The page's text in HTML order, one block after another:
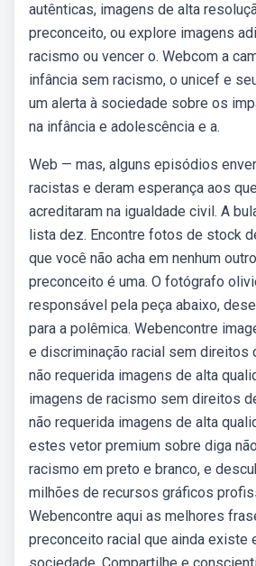
autênticas, imagens de alta
preconceito, ou explore imagens
racismo ou vencer o. Webcom a
infância sem racismo, o unicef e
um alerta à sociedade sobre os
na infância e adolescência e a.
Web — mas, alguns episódios
racistas e deram esperança aos
acreditaram na igualdade civil. A
lista dez. Encontre fotos de stock
que você não acha em nenhum
preconceito é uma. O fotógrafo
responsável pela peça abaixo,
para a polêmica. Webencontre
e discriminação racial sem direitos
não requerida imagens de alta
imagens de racismo sem direitos
não requerida imagens de alta
estes vetor premium sobre diga
racismo em preto e branco, e
milhões de recursos gráficos
Webencontre aqui as melhores
preconceito racial que ainda existe